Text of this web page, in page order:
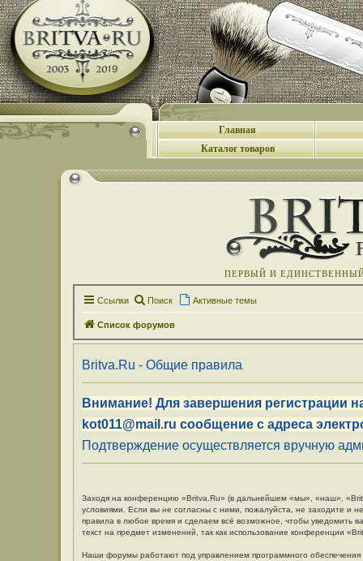
Главная
Каталог товаров
ПЕРВЫЙ И
Ссылки Поиск Активные темы
Список форумов
Britva.Ru - Общие правила
Внимание! Для завершения регистрации
kot011@mail.ru сообщение с адреса
Подтверждение осуществляется вручную
Заходя на конференцию «Britva.Ru» (в дальнейшем «мы», «наш»,
условиями. Если вы не согласны с ними, пожалуйста, не заходите и
правила в любое время и сделаем всё возможное, чтобы уведомить
текст на предмет изменений, так как использование конференции
Наши форумы работают под управлением программного